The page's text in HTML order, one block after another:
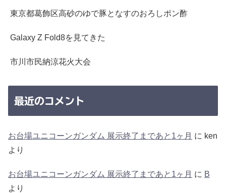
東京都葛飾区高砂のゆで豚となすのおろしポン酢
Galaxy Z Fold8を見てきた
市川市民納涼花火大会
最近のコメント
お台場ユニコーンガンダム 展示終了まであと1ヶ月 に ken
より
お台場ユニコーンガンダム 展示終了まであと1ヶ月 に B
より